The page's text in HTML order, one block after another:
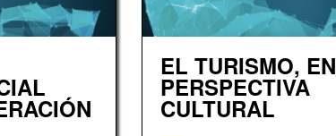
EL TURISMO, EN
PERSPECTIVA
CULTURAL